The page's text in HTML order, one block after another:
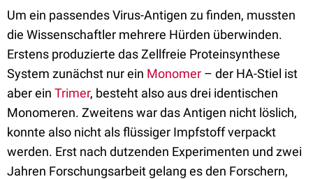
Um ein passendes Virus-Antigen zu finden, mussten
die Wissenschaftler mehrere Hürden überwinden.
Erstens produzierte das Zellfreie Proteinsynthese
System zunächst nur ein Monomer – der HA-Stiel ist
aber ein Trimer, besteht also aus drei identischen
Monomeren. Zweitens war das Antigen nicht löslich,
konnte also nicht als flüssiger Impfstoff verpackt
werden. Erst nach dutzenden Experimenten und zwei
Jahren Forschungsarbeit gelang es den Forschern,